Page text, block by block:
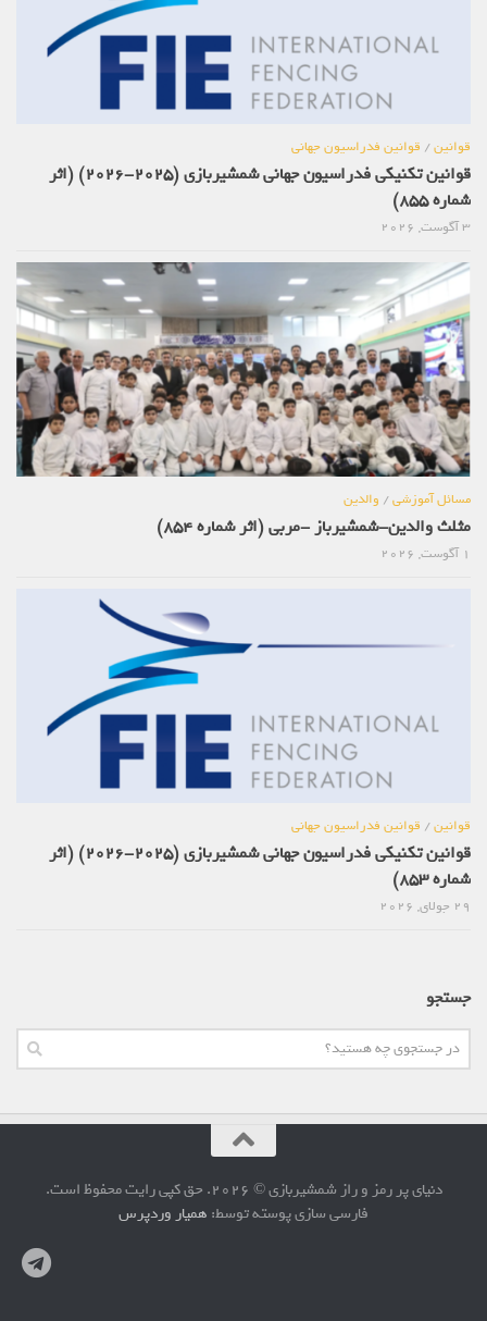
قوانین/ قوانین فدراسیون جهانی
قوانین تکنیکی فدراسیون جهانی شمشیربازی (2025-2026) (اثر
شماره 855)
3 آگوست, 2026
مسائل آموزشی/ والدین
مثلث والدین-شمشیرباز -مربی (اثر شماره 854)
1 آگوست, 2026
قوانین/ قوانین فدراسیون جهانی
قوانین تکنیکی فدراسیون جهانی شمشیربازی (2025-2026) (اثر
شماره 853)
29 جولای, 2026
جستجو
دنیای پر رمز و راز شمشیربازی © 2026. حق کپی رایت محفوظ است.
فارسی سازی پوسته توسط: همیار وردپرس